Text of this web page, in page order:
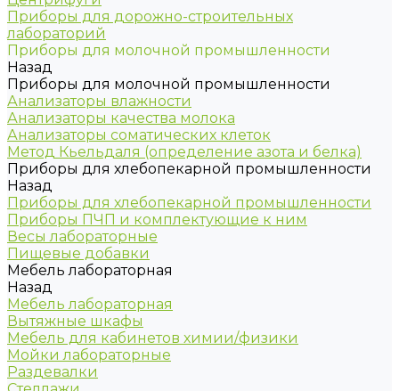
Приборы для дорожно-строительных
лабораторий
Приборы для молочной промышленности
Назад
Приборы для молочной промышленности
Анализаторы влажности
Анализаторы качества молока
Анализаторы соматических клеток
Метод Кьельдаля (определение азота и белка)
Приборы для хлебопекарной промышленности
Назад
Приборы для хлебопекарной промышленности
Приборы ПЧП и комплектующие к ним
Весы лабораторные
Пищевые добавки
Мебель лабораторная
Назад
Мебель лабораторная
Вытяжные шкафы
Мебель для кабинетов химии/физики
Мойки лабораторные
Раздевалки